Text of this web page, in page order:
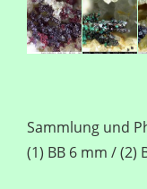
Sammlung und
(1) BB 6 mm / (2)